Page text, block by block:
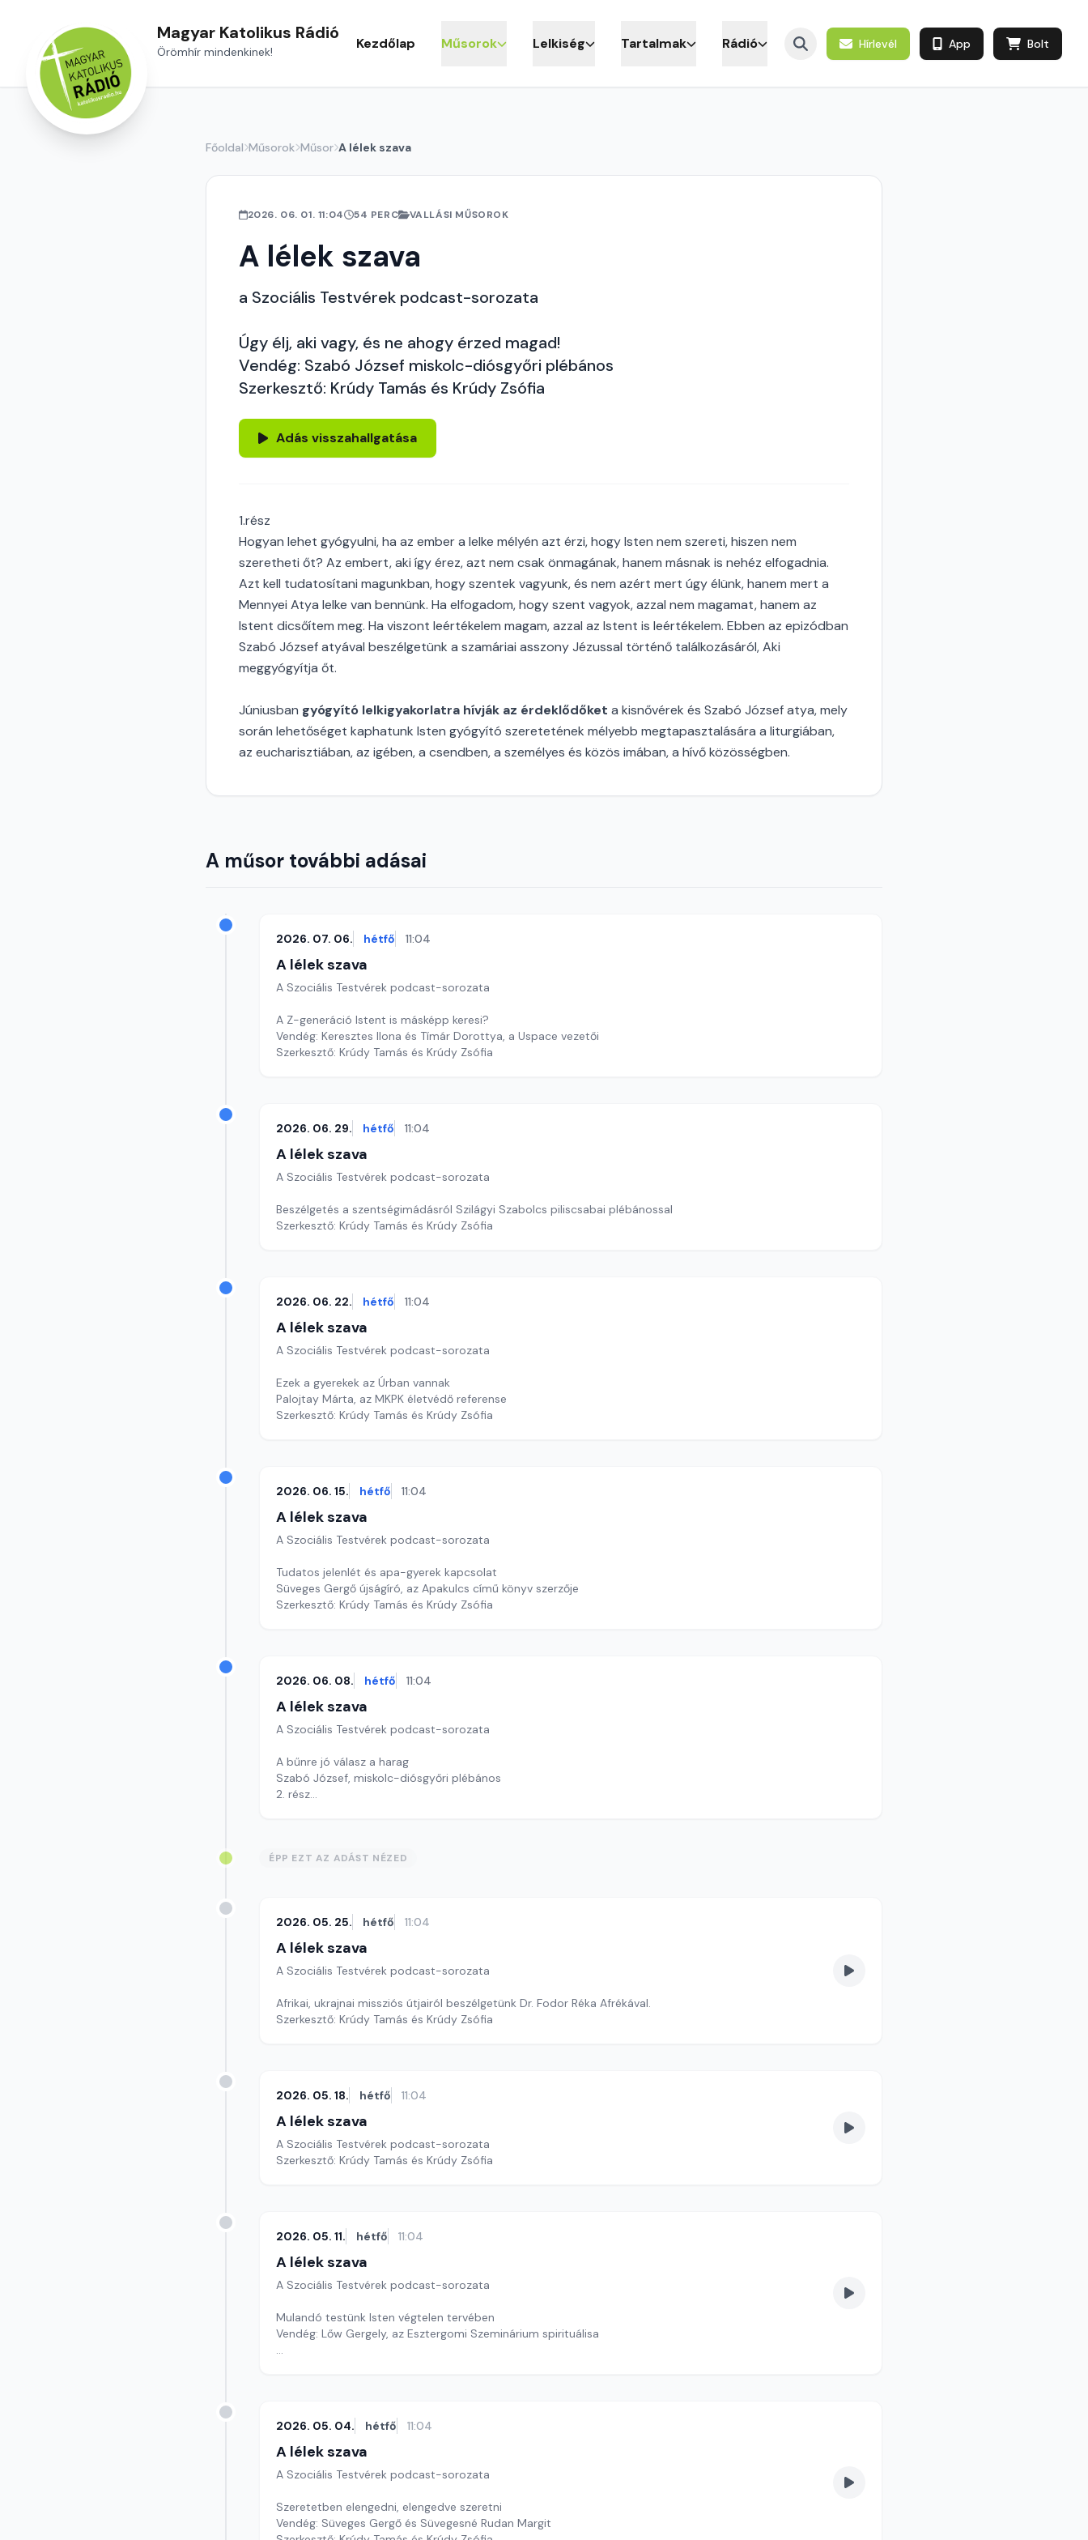
Magyar Katolikus Rádió
Örömhír mindenkinek! Kezdőlap Műsorok Lelkiség Tartalmak Rádió Hírlevél App Bolt
Főoldal Műsorok Műsor A lélek szava
2026. 06. 01. 11:04 54 PERC VALLÁSI MŰSOROK
A lélek szava
a Szociális Testvérek podcast-sorozata
Úgy élj, aki vagy, és ne ahogy érzed magad!
Vendég: Szabó József miskolc-diósgyőri plébános
Szerkesztő: Krúdy Tamás és Krúdy Zsófia
Adás visszahallgatása
1.rész
Hogyan lehet gyógyulni, ha az ember a lelke mélyén azt érzi, hogy Isten nem szereti, hiszen nem
szeretheti őt? Az embert, aki így érez, azt nem csak önmagának, hanem másnak is nehéz elfogadnia.
Azt kell tudatosítani magunkban, hogy szentek vagyunk, és nem azért mert úgy élünk, hanem mert a
Mennyei Atya lelke van bennünk. Ha elfogadom, hogy szent vagyok, azzal nem magamat, hanem az
Istent dicsőítem meg. Ha viszont leértékelem magam, azzal az Istent is leértékelem. Ebben az epizódban
Szabó József atyával beszélgetünk a szamáriai asszony Jézussal történő találkozásáról, Aki
meggyógyítja őt.
Júniusban gyógyító lelkigyakorlatra hívják az érdeklődőket a kisnővérek és Szabó József atya, mely
során lehetőséget kaphatunk Isten gyógyító szeretetének mélyebb megtapasztalására a liturgiában,
az eucharisztiában, az igében, a csendben, a személyes és közös imában, a hívő közösségben.
A műsor további adásai
2026. 07. 06. hétfő 11:04
A lélek szava
A Szociális Testvérek podcast-sorozata
A Z-generáció Istent is másképp keresi?
Vendég: Keresztes Ilona és Tímár Dorottya, a Uspace vezetői
Szerkesztő: Krúdy Tamás és Krúdy Zsófia
2026. 06. 29. hétfő 11:04
A lélek szava
A Szociális Testvérek podcast-sorozata
Beszélgetés a szentségimádásról Szilágyi Szabolcs piliscsabai plébánossal
Szerkesztő: Krúdy Tamás és Krúdy Zsófia
2026. 06. 22. hétfő 11:04
A lélek szava
A Szociális Testvérek podcast-sorozata
Ezek a gyerekek az Úrban vannak
Palojtay Márta, az MKPK életvédő referense
Szerkesztő: Krúdy Tamás és Krúdy Zsófia
2026. 06. 15. hétfő 11:04
A lélek szava
A Szociális Testvérek podcast-sorozata
Tudatos jelenlét és apa-gyerek kapcsolat
Süveges Gergő újságíró, az Apakulcs című könyv szerzője
Szerkesztő: Krúdy Tamás és Krúdy Zsófia
2026. 06. 08. hétfő 11:04
A lélek szava
A Szociális Testvérek podcast-sorozata
A bűnre jó válasz a harag
Szabó József, miskolc-diósgyőri plébános
2. rész
ÉPP EZT AZ ADÁST NÉZED
2026. 05. 25. hétfő 11:04
A lélek szava
A Szociális Testvérek podcast-sorozata
Afrikai, ukrajnai missziós útjairól beszélgetünk Dr. Fodor Réka Afrékával.
Szerkesztő: Krúdy Tamás és Krúdy Zsófia
2026. 05. 18. hétfő 11:04
A lélek szava
A Szociális Testvérek podcast-sorozata
Szerkesztő: Krúdy Tamás és Krúdy Zsófia
2026. 05. 11. hétfő 11:04
A lélek szava
A Szociális Testvérek podcast-sorozata
Mulandó testünk Isten végtelen tervében
Vendég: Lőw Gergely, az Esztergomi Szeminárium spirituálisa
2026. 05. 04. hétfő 11:04
A lélek szava
A Szociális Testvérek podcast-sorozata
Szeretetben elengedni, elengedve szeretni
Vendég: Süveges Gergő és Süvegesné Rudan Margit